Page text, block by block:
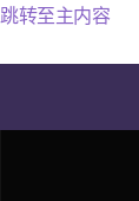
跳转至主内容